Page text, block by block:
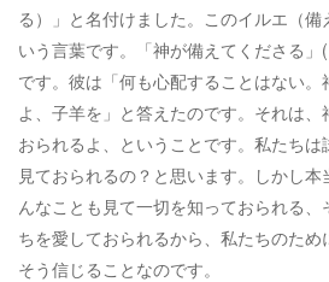
る）」と名付けました。このイルエ（備
いう言葉です。「神が備えてくださる
です。彼は「何も心配することはない。
よ、子羊を」と答えたのです。それは
おられるよ、ということです。私たちは
見ておられるの？と思います。しかし
んなことも見て一切を知っておられる
ちを愛しておられるから、私たちのため
そう信じることなのです。